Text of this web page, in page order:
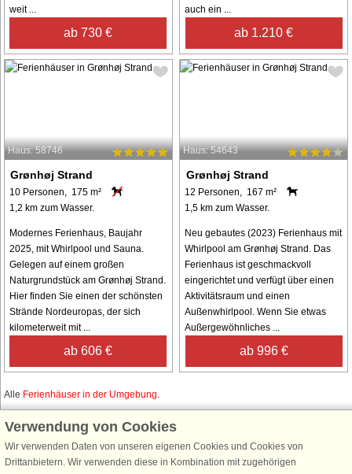
weit ...
ab 730 €
auch ein ...
ab 1.210 €
Haus: 58746
Grønhøj Strand
10 Personen, 175 m²
1,2 km zum Wasser.
Modernes Ferienhaus, Baujahr
2025, mit Whirlpool und Sauna.
Gelegen auf einem großen
Naturgrundstück am Grønhøj Strand.
Hier finden Sie einen der schönsten
Strände Nordeuropas, der sich
kilometerweit mit ...
ab 606 €
Haus: 54643
Grønhøj Strand
12 Personen, 167 m²
1,5 km zum Wasser.
Neu gebautes (2023) Ferienhaus mit
Whirlpool am Grønhøj Strand. Das
Ferienhaus ist geschmackvoll
eingerichtet und verfügt über einen
Aktivitätsraum und einen
Außenwhirlpool. Wenn Sie etwas
Außergewöhnliches ...
ab 996 €
Alle Ferienhäuser in der Umgebung.
Schließen Sie sich 100.000 Ferienhaus-Fans an
Verwendung von Cookies
Wir verwenden Daten von unseren eigenen Cookies und Cookies von
Drittanbietern. Wir verwenden diese in Kombination mit zugehörigen